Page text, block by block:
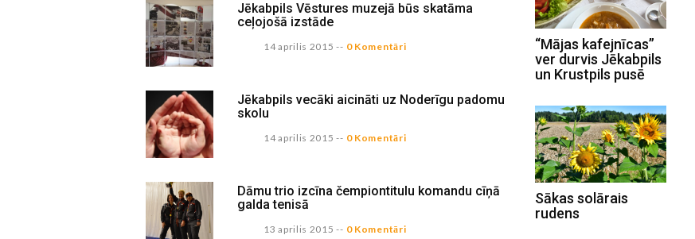
Jēkabpils Vēstures muzejā būs skatāma
ceļojošā izstāde
14 aprilis 2015 -- 0 Komentāri
Jēkabpils vecāki aicināti uz Noderīgu padomu
skolu
14 aprilis 2015 -- 0 Komentāri
Dāmu trio izcīna čempiontitulu komandu cīņā
galda tenisā
13 aprilis 2015 -- 0 Komentāri
“Mājas kafejnīcas”
ver durvis Jēkabpils
un Krustpils pusē
Sākas solārais
rudens